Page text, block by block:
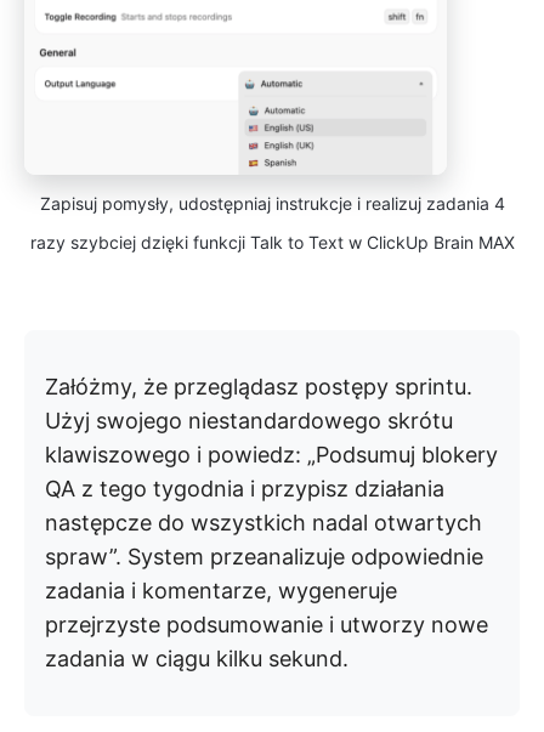
Zapisuj pomysły, udostępniaj instrukcje i realizuj zadania 4
razy szybciej dzięki funkcji Talk to Text w ClickUp Brain MAX
Załóżmy, że przeglądasz postępy sprintu.
Użyj swojego niestandardowego skrótu
klawiszowego i powiedz: „Podsumuj blokery
QA z tego tygodnia i przypisz działania
następcze do wszystkich nadal otwartych
spraw”. System przeanalizuje odpowiednie
zadania i komentarze, wygeneruje
przejrzyste podsumowanie i utworzy nowe
zadania w ciągu kilku sekund.